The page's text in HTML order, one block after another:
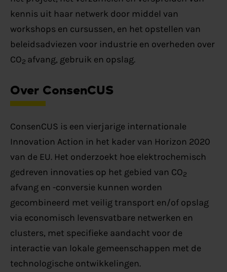
kennis uit haar netwerk door middel van
workshops en cursussen, en het opstellen van
beleidsadviezen voor industrie en overheden over
CO2 afvang, gebruik en opslag.
Over ConsenCUS
ConsenCUS is een vierjarige internationale
Innovation Action in het kader van Horizon 2020
van de EU. Het onderzoekt hoe elektrochemisch
gedreven innovaties op het gebied van CO2
afvang en -conversie kunnen worden
gecombineerd met veilig transport en/of opslag
via economisch levensvatbare netwerken en
clusters, met specifieke aandacht voor de
interactie van lokale gemeenschappen met de
technologische ontwikkelingen.